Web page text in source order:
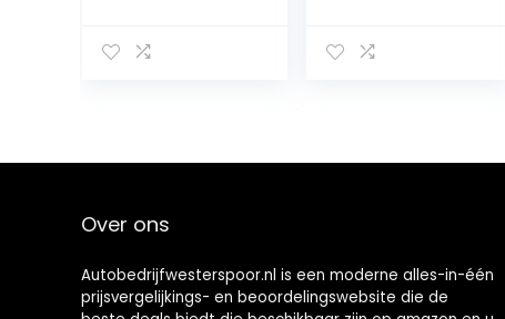
Over ons
Autobedrijfwesterspoor.nl is een moderne alles-in-één
prijsvergelijkings- en beoordelingswebsite die de